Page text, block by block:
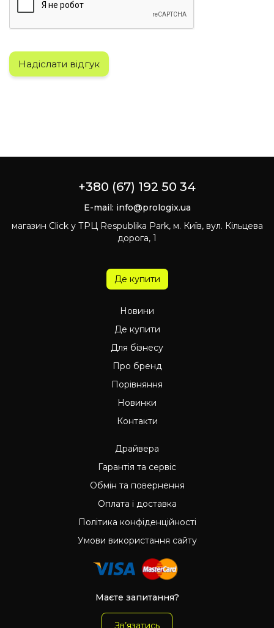
Надіслати відгук
+380 (67) 192 50 34
E-mail: info@prologix.ua
магазин Click у ТРЦ Respublika Park, м. Київ, вул. Кільцева
дорога, 1
Де купити
Новини
Де купити
Для бізнесу
Про бренд
Порівняння
Новинки
Контакти
Драйвера
Гарантія та сервіс
Обмін та повернення
Оплата і доставка
Політика конфіденційності
Умови використання сайту
Маєте запитання?
Зв’язатись